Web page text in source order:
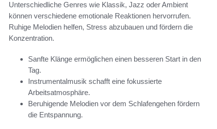
Unterschiedliche Genres wie Klassik, Jazz oder Ambient
können verschiedene emotionale Reaktionen hervorrufen.
Ruhige Melodien helfen, Stress abzubauen und fördern die
Konzentration.
Sanfte Klänge ermöglichen einen besseren Start in den
Tag.
Instrumentalmusik schafft eine fokussierte
Arbeitsatmosphäre.
Beruhigende Melodien vor dem Schlafengehen fördern
die Entspannung.